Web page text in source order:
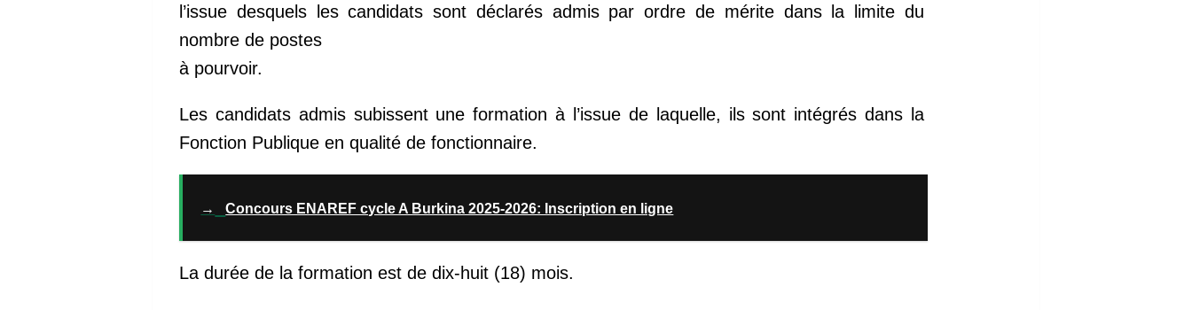
l’issue desquels les candidats sont déclarés admis par ordre de mérite dans la limite du
nombre de postes
à pourvoir.
Les candidats admis subissent une formation à l’issue de laquelle, ils sont intégrés dans la
Fonction Publique en qualité de fonctionnaire.
→ Concours ENAREF cycle A Burkina 2025-2026: Inscription en ligne
La durée de la formation est de dix-huit (18) mois.